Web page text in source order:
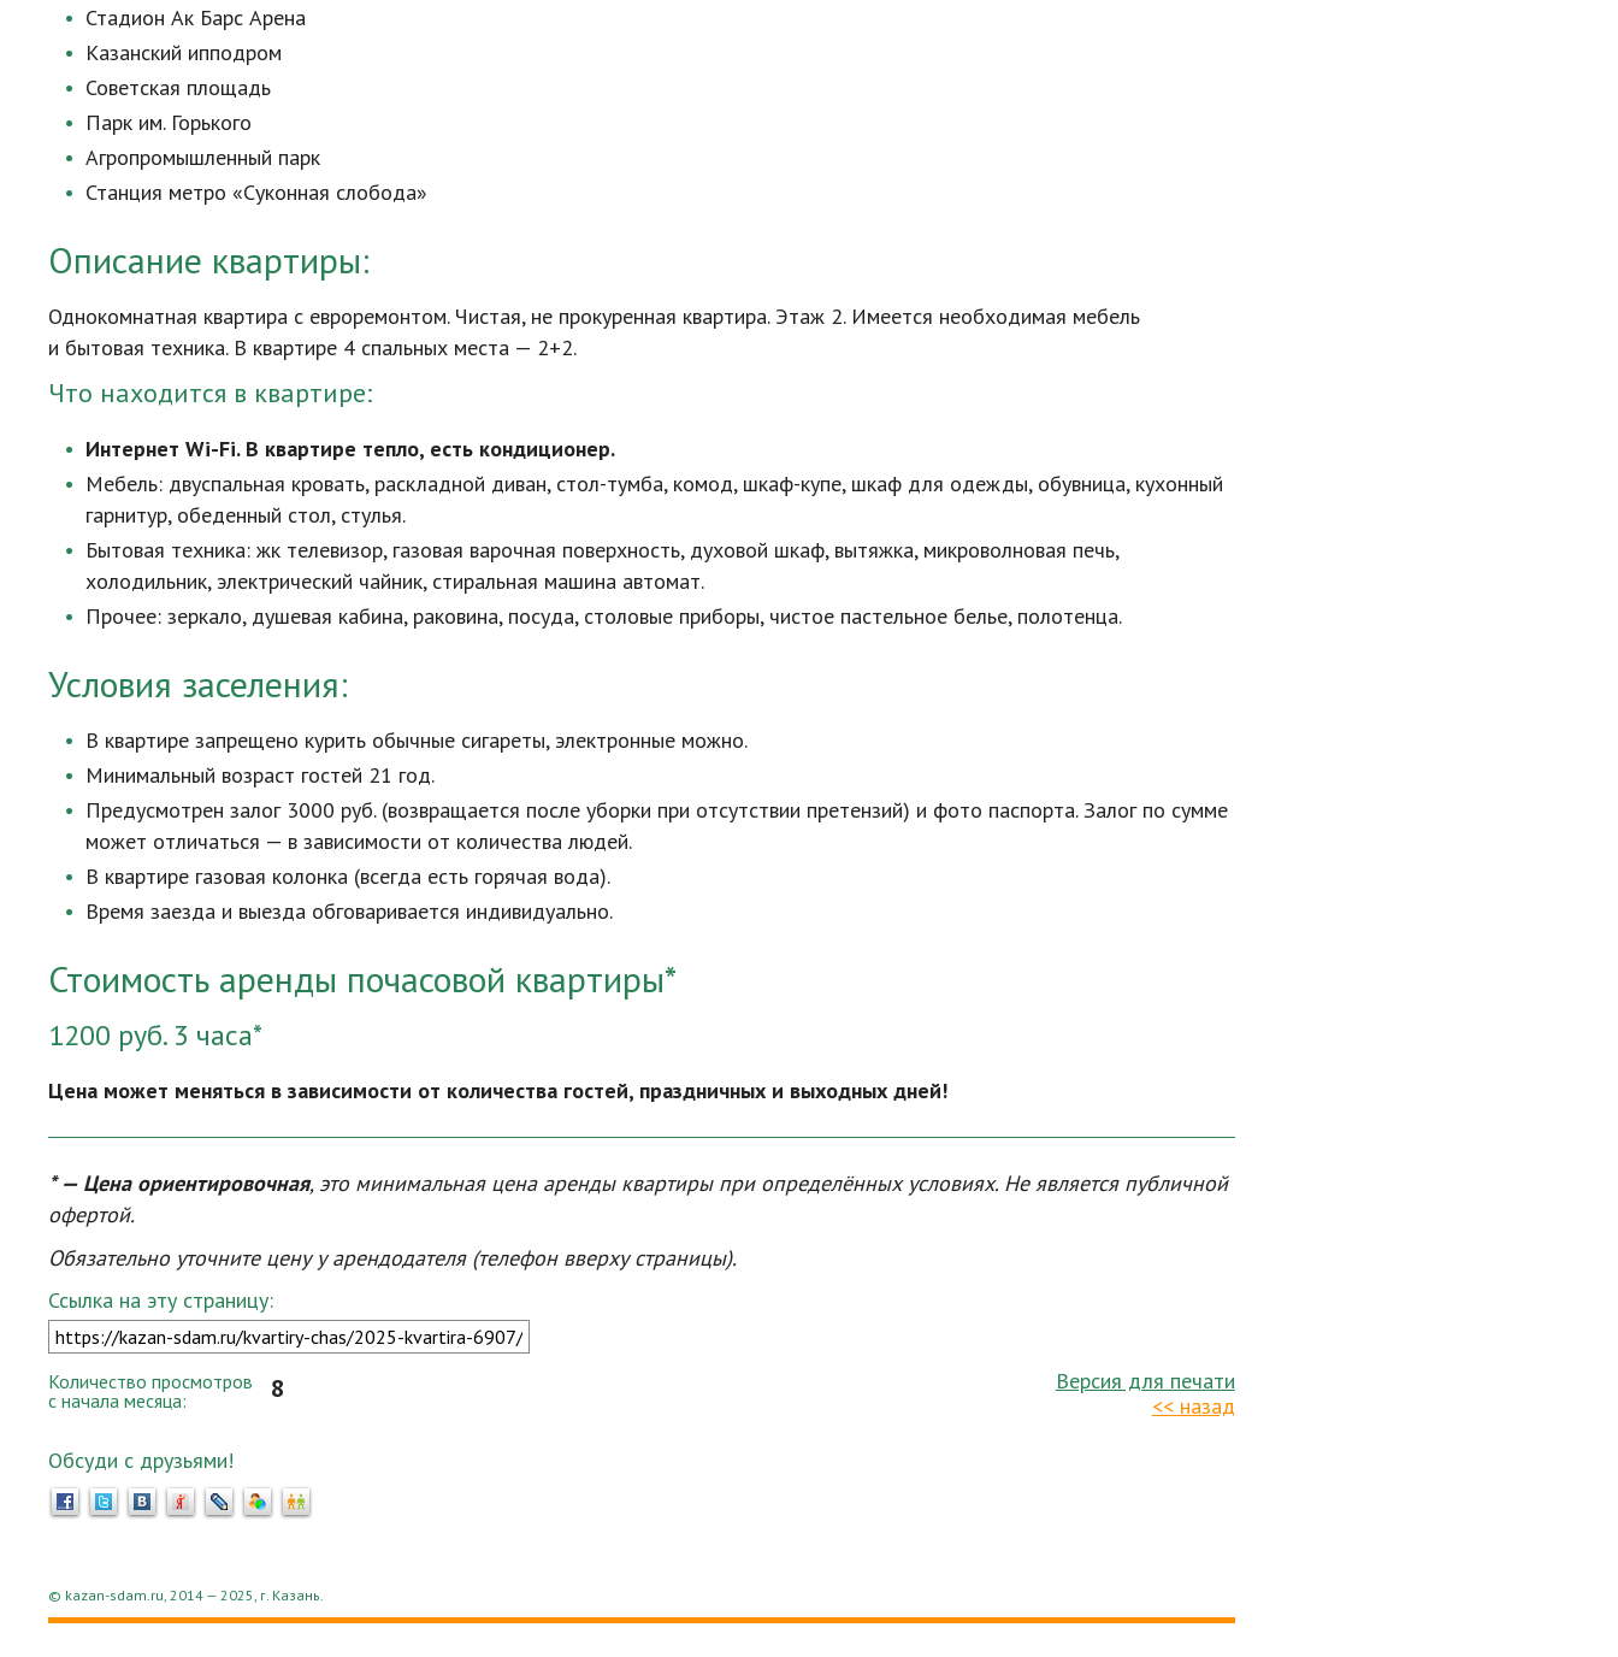
Стадион Ак Барс Арена
Казанский ипподром
Советская площадь
Парк им. Горького
Агропромышленный парк
Станция метро «Суконная слобода»
Описание квартиры:
Однокомнатная квартира с евроремонтом. Чистая, не прокуренная квартира. Этаж 2. Имеется необходимая мебель
и бытовая техника. В квартире 4 спальных места — 2+2.
Что находится в квартире:
Интернет Wi-Fi. В квартире тепло, есть кондиционер.
Мебель: двуспальная кровать, раскладной диван, стол-тумба, комод, шкаф-купе, шкаф для одежды, обувница, кухонный
гарнитур, обеденный стол, стулья.
Бытовая техника: жк телевизор, газовая варочная поверхность, духовой шкаф, вытяжка, микроволновая печь,
холодильник, электрический чайник, стиральная машина автомат.
Прочее: зеркало, душевая кабина, раковина, посуда, столовые приборы, чистое пастельное белье, полотенца.
Условия заселения:
В квартире запрещено курить обычные сигареты, электронные можно.
Минимальный возраст гостей 21 год.
Предусмотрен залог 3000 руб. (возвращается после уборки при отсутствии претензий) и фото паспорта. Залог по сумме
может отличаться — в зависимости от количества людей.
В квартире газовая колонка (всегда есть горячая вода).
Время заезда и выезда обговаривается индивидуально.
Стоимость аренды почасовой квартиры*
1200 руб. 3 часа*
Цена может меняться в зависимости от количества гостей, праздничных и выходных дней!
* — Цена ориентировочная, это минимальная цена аренды квартиры при определённых условиях. Не является публичной
офертой.
Обязательно уточните цену у арендодателя (телефон вверху страницы).
Ссылка на эту страницу:
Количество просмотров
с начала месяца:
8
Версия для печати
<< назад
Обсуди с друзьями!
© kazan-sdam.ru, 2014 — 2025, г. Казань.